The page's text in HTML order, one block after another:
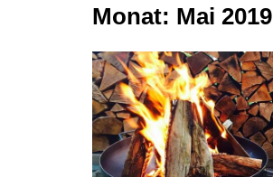
Monat: Mai 2019